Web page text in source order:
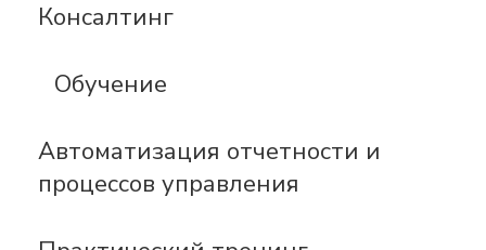
Консалтинг
Обучение
Автоматизация отчетности и
процессов управления